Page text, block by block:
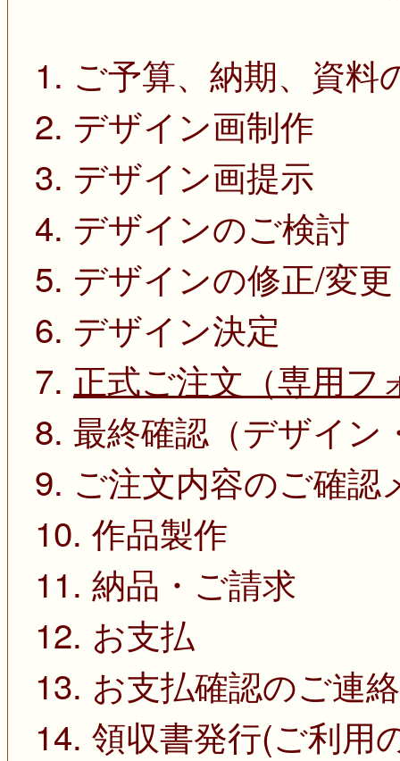
1. ご予算、納期、資料
2. デザイン画制作
3. デザイン画提示
4. デザインのご検討
5. デザインの修正/変更
6. デザイン決定
7. 正式ご注文（専用フ
8. 最終確認（デザイン
9. ご注文内容のご確認
10. 作品製作
11. 納品・ご請求
12. お支払
13. お支払確認のご連絡
14. 領収書発行(ご利用